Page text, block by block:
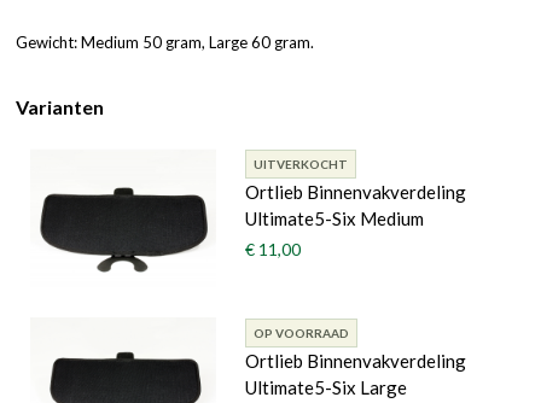
Gewicht: Medium 50 gram, Large 60 gram.
Varianten
UITVERKOCHT
Ortlieb Binnenvakverdeling
Ultimate5-Six Medium
€ 11,00
OP VOORRAAD
Ortlieb Binnenvakverdeling
Ultimate5-Six Large